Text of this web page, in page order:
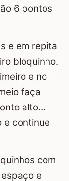
6 pontos
e em repita
bloquinho.
e no
faça
alto...
e continue
com
e